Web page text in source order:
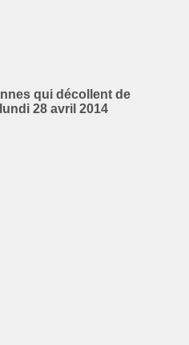
qui décollent de
28 avril 2014